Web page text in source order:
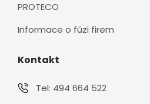
PROTECO
Informace o fúzi firem
Kontakt
Tel: 494 664 522